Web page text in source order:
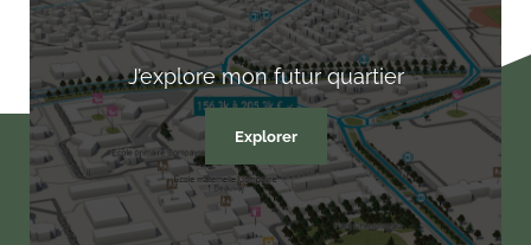
J’exploremon futur quartier
Explorer